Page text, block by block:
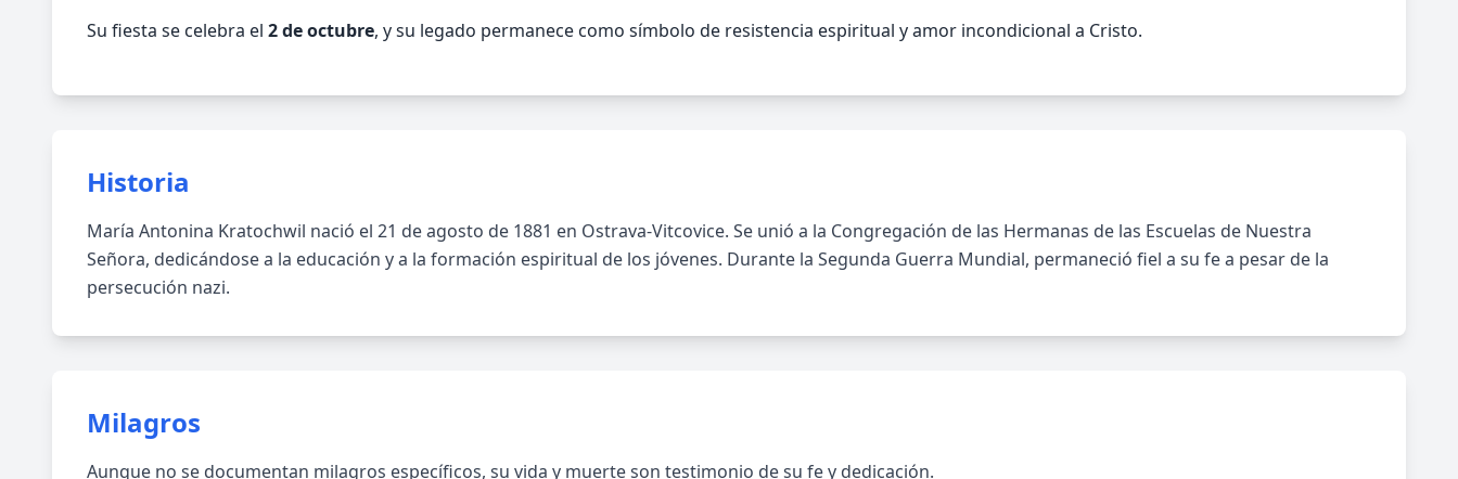
Su fiesta se celebra el 2 de octubre, y su legado permanece como símbolo de resistencia espiritual y amor incondicional a Cristo.
Historia
María Antonina Kratochwil nació el 21 de agosto de 1881 en Ostrava-Vitcovice. Se unió a la Congregación de las Hermanas de las Escuelas de Nuestra
Señora, dedicándose a la educación y a la formación espiritual de los jóvenes. Durante la Segunda Guerra Mundial, permaneció fiel a su fe a pesar de la
persecución nazi.
Milagros
Aunque no se documentan milagros específicos, su vida y muerte son testimonio de su fe y dedicación.